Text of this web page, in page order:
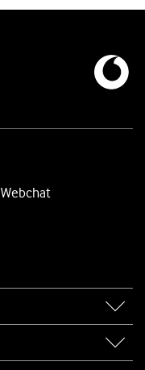
Webchat